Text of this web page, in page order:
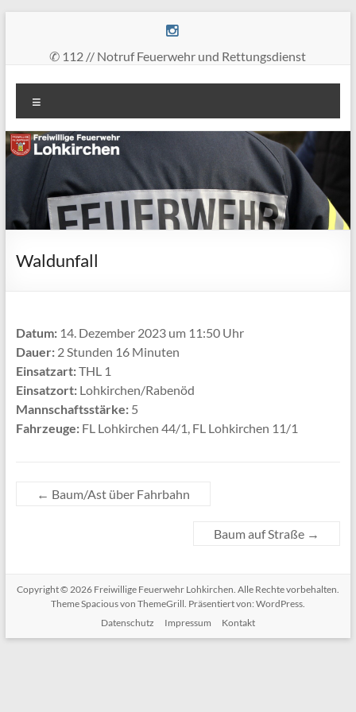
springen✆ 112 // Notruf Feuerwehr und Rettungsdienst
Freiwillige
Feuerwehr
Lohkirchen
retten
löschen
bergen
Waldunfall
Datum:14. Dezember 2023 um 11:50 Uhr
Dauer:2 Stunden 16 Minuten
Einsatzart:THL 1
Einsatzort:Lohkirchen/Rabenöd
Mannschaftsstärke:5
Fahrzeuge:FL Lohkirchen 44/1, FL Lohkirchen 11/1
← Baum/Ast über Fahrbahn
Baum auf Straße →
Copyright © 2026 Freiwillige Feuerwehr Lohkirchen . Alle Rechte vorbehalten.
ThemeSpaciousvon ThemeGrill. Präsentiert von: WordPress.
Datenschutz
Impressum Kontakt